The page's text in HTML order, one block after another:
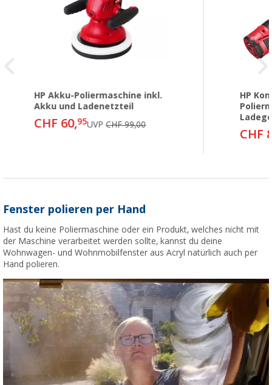
HP Akku-Poliermaschine inkl.
Akku und Ladenetzteil
CHF 60,95UVPCHF 99,00
HP
CHF
Fenster polieren per Hand
Hast du keine Poliermaschine oder ein Produkt, welches nicht mit
der Maschine verarbeitet werden sollte, kannst du deine
Wohnwagen- und Wohnmobilfenster aus Acryl natürlich auch per
Hand polieren.